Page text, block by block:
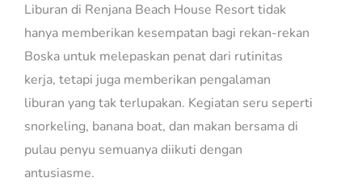
Liburan di Renjana Beach House Resort tidak
hanya memberikan kesempatan bagi rekan-rekan
Boska untuk melepaskan penat dari rutinitas
kerja, tetapi juga memberikan pengalaman
liburan yang tak terlupakan. Kegiatan seru seperti
snorkeling, banana boat, dan makan bersama di
pulau penyu semuanya diikuti dengan
antusiasme.